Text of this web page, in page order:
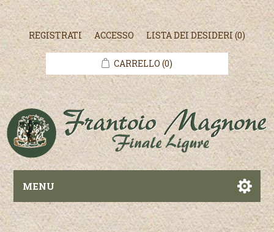
REGISTRATI ACCESSO LISTA DEI DESIDERI(0)
CARRELLO (0)
MENU